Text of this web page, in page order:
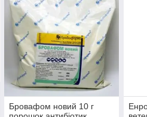
Бровафом новий 10 г